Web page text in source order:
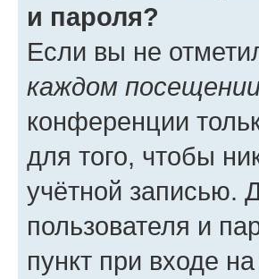
и пароля?
Если вы не
каждом
конференции
для того, чтобы
учётной записью.
пользователя и
пункт при входе